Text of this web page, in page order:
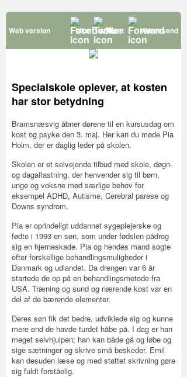
Web version Like Tweet Videresend
Specialskole oplever, at kosten
har stor betydning
Bramsnæsvig åbner dørene til en kursusdag om
kost og psyke den 3. maj. Her kan du møde Pia
Holm, der er daglig leder på skolen.
Skolen er et selvejende tilbud med skole, døgn-
og dagaflastning, der henvender sig til børn,
unge og voksne med særlige behov for
eksempel ADHD, Autisme, Cerebral parese og
Downs syndrom.
Pia er oprindeligt uddannet sygeplejerske og
fødte i 1993 en søn, som under fødslen pådrog
sig en hjerneskade. Pia og hendes mand søgte
efter forskellige behandlingsmuligheder i
Danmark og udlandet. Da drengen var 6 år
startede de op på en behandlingsmetode fra
USA. Træning og sund og nærende kost var en
del af de bærende elementer.
Deres søn fik det bedre, udviklede sig og kunne
mere end de havde turdet håbe på. I dag er han
meget selvhjulpen; han kan både gå og løbe og
sige sætninger og skrive små beskeder. Emil
kan desuden læse og med støttet skrivning gøre
sig fuldt forståelig.